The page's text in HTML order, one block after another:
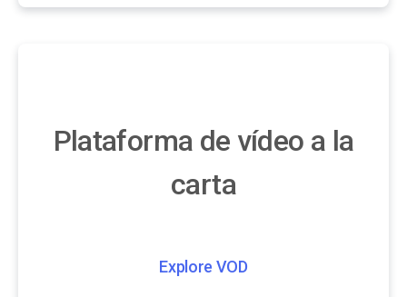
Plataforma de vídeo a la
carta
Explore VOD